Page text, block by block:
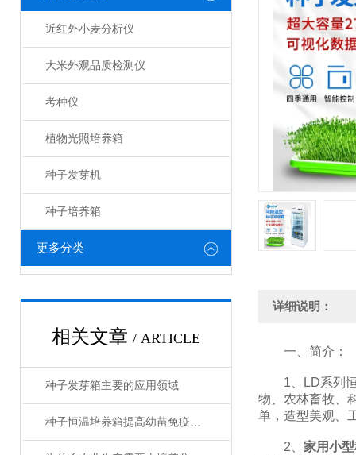
近红外小麦分析仪
大米外观品质检测仪
考种仪
植物光照培养箱
种子发芽机
种子培养箱
更多分类
相关文章 / ARTICLE
种子发芽箱主要的应用领域
种子恒温培养箱提高幼苗免疫能力
详细说明：
一、简介：
1、LD系列恒
物、农林畜牧、
单，造型美观、
2、 家用小